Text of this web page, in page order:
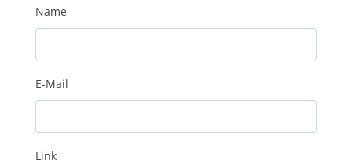
Name
E-Mail
Link